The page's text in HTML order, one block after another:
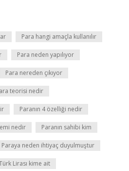
Para hangi amaçla kullanılır
Para neden yapılıyor
Para nereden çıkıyor
teorisi nedir
Paranın 4 özelliği nedir
nedir Paranın sahibi kim
Paraya neden ihtiyaç duyulmuştur
Lirası kime ait